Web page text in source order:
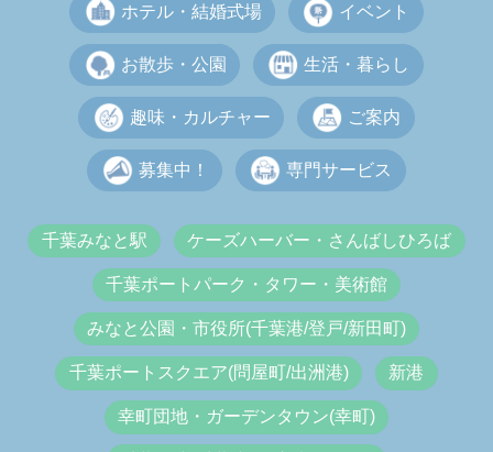
ホテル・結婚式場 イベント
お散歩・公園 生活・暮らし
趣味・カルチャー ご案内
募集中！ 専門サービス
千葉みなと駅 ケーズハーバー・さんばしひろば
千葉ポートパーク・タワー・美術館
みなと公園・市役所(千葉港/登戸/新田町)
千葉ポートスクエア(問屋町/出洲港) 新港
幸町団地・ガーデンタウン(幸町)